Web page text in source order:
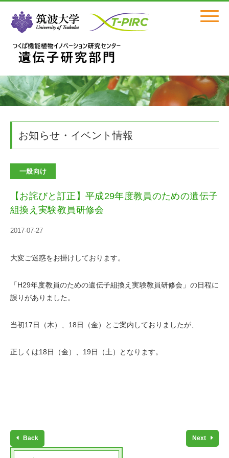
Click
お知らせ・イベント情報
一般向け
【お詫びと訂正】平成29年度教員のための遺伝子
組換え実験教員研修会
2017-07-27
大変ご迷惑をお掛けしております。
「H29年度教員のための遺伝子組換え実験教員研修会」の日程に
誤りがありました。
当初17日（木）、18日（金）とご案内しておりましたが、
正しくは18日（金）、19日（土）となります。
Back Next